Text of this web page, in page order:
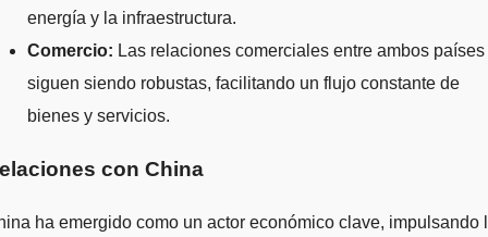
energía y la infraestructura.
Comercio: Las relaciones comerciales entre ambos países
siguen siendo robustas, facilitando un flujo constante de
bienes y servicios.
con China
ha emergido como un actor económico clave, impulsando